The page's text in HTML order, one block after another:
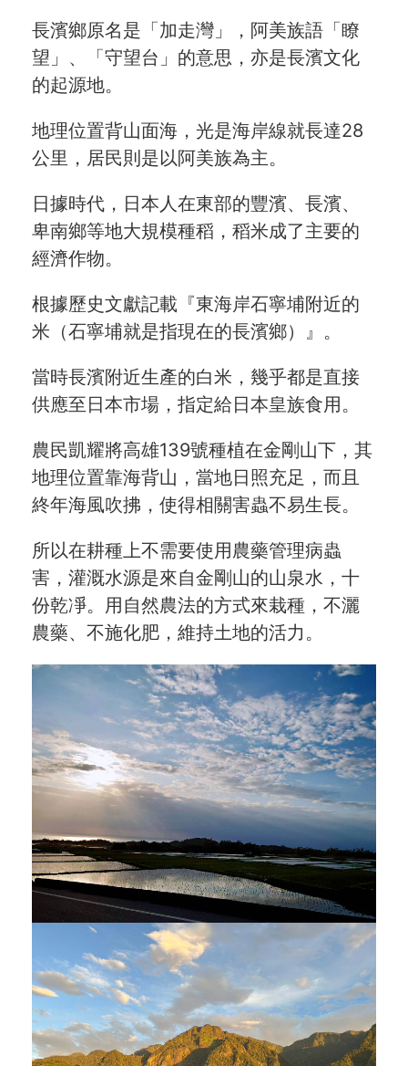
長濱鄉原名是「加走灣」，阿美族語「瞭
望」、「守望台」的意思，亦是長濱文化
的起源地。
地理位置背山面海，光是海岸線就長達28
公里，居民則是以阿美族為主。
日據時代，日本人在東部的豐濱、長濱、
卑南鄉等地大規模種稻，稻米成了主要的
經濟作物。
根據歷史文獻記載『東海岸石寧埔附近的
米（石寧埔就是指現在的長濱鄉）』。
當時長濱附近生產的白米，幾乎都是直接
供應至日本市場，指定給日本皇族食用。
農民凱耀將高雄139號種植在金剛山下，其
地理位置靠海背山，當地日照充足，而且
終年海風吹拂，使得相關害蟲不易生長。
所以在耕種上不需要使用農藥管理病蟲
害，灌溉水源是來自金剛山的山泉水，十
份乾凈。用自然農法的方式來栽種，不灑
農藥、不施化肥，維持土地的活力。